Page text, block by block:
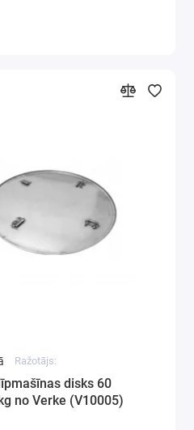
Ražotājs:
disks 60
no Verke (V10005)